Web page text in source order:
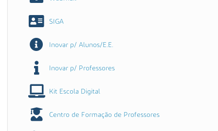
SIGA
Inovar p/ Alunos/E.E.
Inovar p/ Professores
Kit Escola Digital
Centro de Formação de Professores